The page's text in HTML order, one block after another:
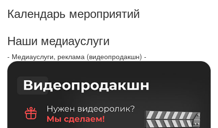
Календарь мероприятий
Наши медиауслуги
- Медиауслуги, реклама (видеопродакшн) -